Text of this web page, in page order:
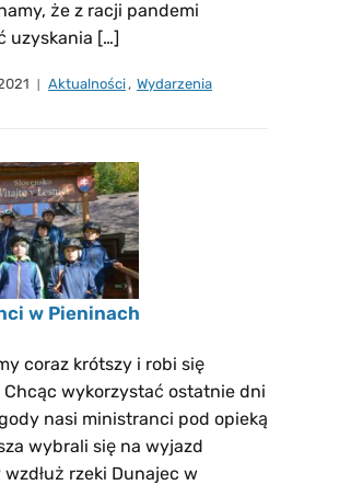
że z racji pandemi
uzyskania […]
Aktualności , Wydarzenia
w Pieninach
coraz krótszy i robi się
Chcąc wykorzystać ostatnie dni
nasi ministranci pod opieką
wybrali się na wyjazd
rzeki Dunajec w